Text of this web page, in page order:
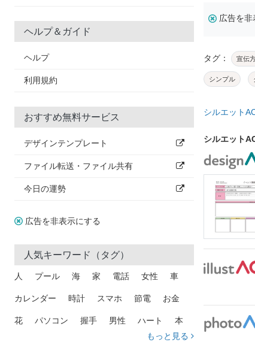
ヘルプ＆ガイド
ヘルプ
利用規約
おすすめ無料サービス
デザインテンプレート
ファイル転送・ファイル共有
今日の運勢
広告を非表示にする
人気キーワード（タグ）
人 プール 海 家 電話 女性 車
カレンダー 時計 スマホ 節電 お金
花 パソコン 握手 男性 ハート 本
トラック 木
もっと見る
広告を非
タグ： 宣伝
シンプル
シルエット
シルエット